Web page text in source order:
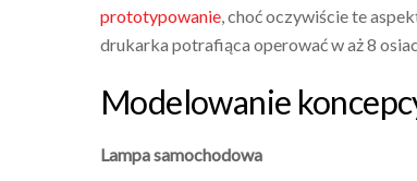
prototypowanie , choć oczywiście te
drukarka potrafiąca operować w aż 8
Modelowanie
Lampa samochodowa